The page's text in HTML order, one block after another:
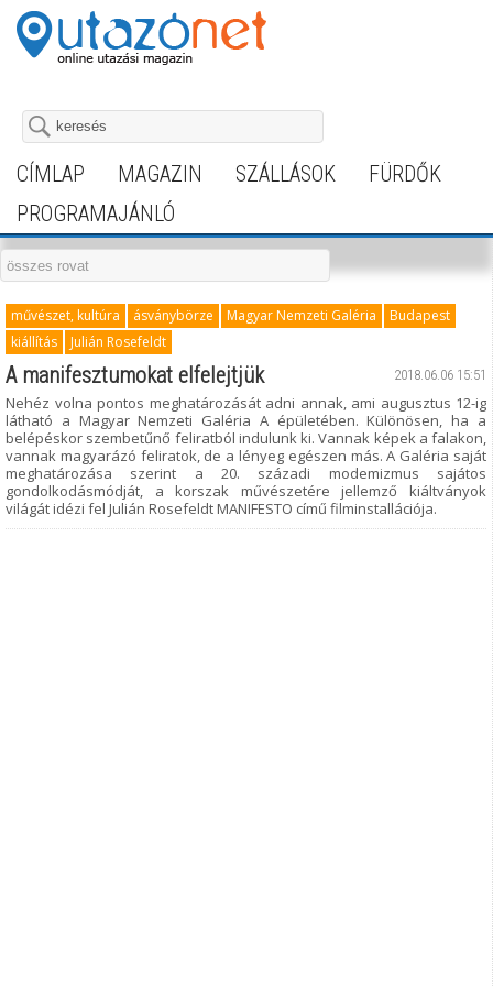
CÍMLAP MAGAZIN SZÁLLÁSOK
FÜRDŐK
PROGRAMAJÁNLÓ
művészet, kultúra ásványbörze Magyar Nemzeti Galéria
Budapest
kiállítás
Julián Rosefeldt
2018.06.06 15:51
A manifesztumokat elfelejtjük
Nehéz volna pontos meghatározását adni annak, ami augusztus 12-ig
látható a Magyar Nemzeti Galéria A épületében. Különösen, ha a
belépéskor szembetűnő feliratból indulunk ki. Vannak képek a falakon,
vannak magyarázó feliratok, de a lényeg egészen más. A Galéria saját
meghatározása szerint a 20. századi modemizmus sajátos
gondolkodásmódját, a korszak művészetére jellemző kiáltványok
világát idézi fel Julián Rosefeldt MANIFESTO című filminstallációja.